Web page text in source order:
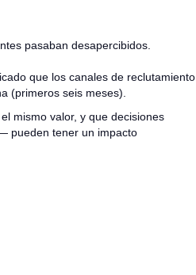
pasaban desapercibidos.
que los canales de reclutamiento
(primeros seis meses).
mismo valor, y que decisiones
pueden tener un impacto